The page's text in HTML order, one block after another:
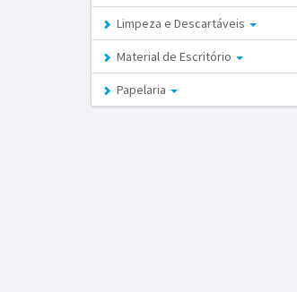
Limpeza e Descartáveis
Material de Escritório
Papelaria